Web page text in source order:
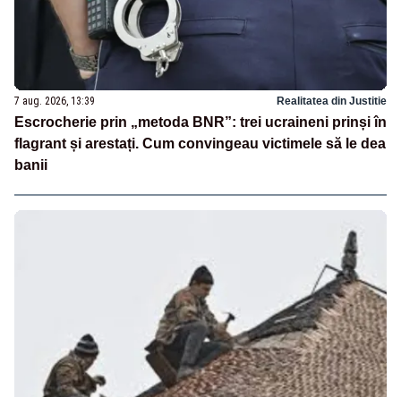
7 aug. 2026, 13:39 Realitatea din Justitie
Escrocherie prin „metoda BNR”: trei ucraineni prinși în
flagrant și arestați. Cum convingeau victimele să le dea
banii